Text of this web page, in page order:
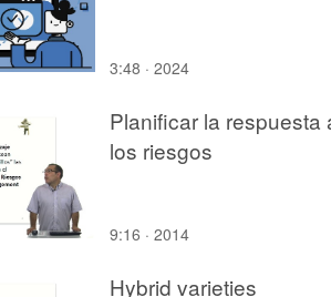
3:48 · 2024
Planificar la respuesta
los riesgos
9:16 · 2014
Hybrid varieties